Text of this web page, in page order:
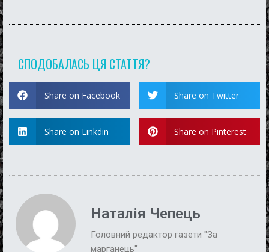
СПОДОБАЛАСЬ ЦЯ СТАТТЯ?
Share on Facebook Share on Twitter
Share on Linkdin Share on Pinterest
Наталія Чепець
Головний редактор газети "За
марганець"